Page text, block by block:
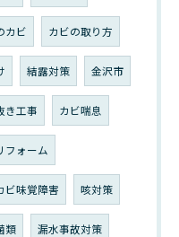
カビ カビの取り方
結露対策 金沢市
き工事 カビ喘息
フォーム
ビ味覚障害 咳対策
類 漏水事故対策